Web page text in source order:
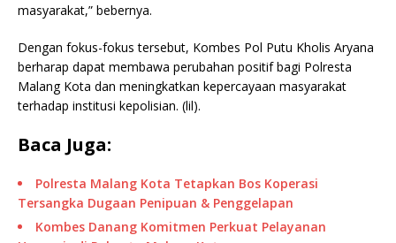
masyarakat,” bebernya.
Dengan fokus-fokus tersebut, Kombes Pol Putu Kholis Aryana
berharap dapat membawa perubahan positif bagi Polresta
Malang Kota dan meningkatkan kepercayaan masyarakat
terhadap institusi kepolisian. (lil).
Baca Juga:
Polresta Malang Kota Tetapkan Bos Koperasi
Tersangka Dugaan Penipuan & Penggelapan
Kombes Danang Komitmen Perkuat Pelayanan